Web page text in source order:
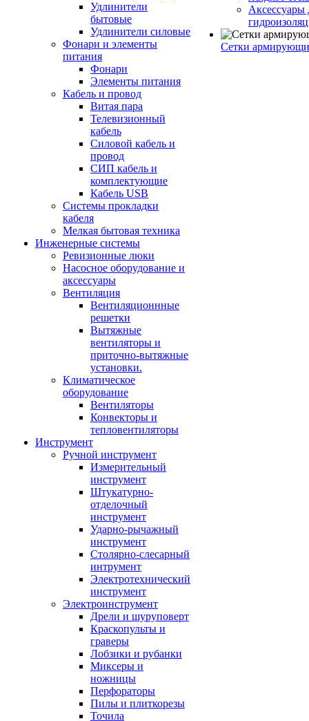
Удлинители
бытовые
Удлинители силовые
Фонари и элементы
питания
Фонари
Элементы питания
Кабель и провод
Витая пара
Телевизионный
кабель
Силовой кабель и
провод
СИП кабель и
комплектующие
Кабель USB
Системы прокладки
кабеля
Мелкая бытовая техника
Инженерные системы
Ревизионные люки
Насосное оборудование и
аксессуары
Вентиляция
Вентиляционнные
решетки
Вытяжные
вентиляторы и
приточно-вытяжные
установки.
Климатическое
оборудование
Вентиляторы
Конвекторы и
тепловентиляторы
Инструмент
Ручной инструмент
Измерительный
инструмент
Штукатурно-
отделочный
инструмент
Ударно-рычажный
инструмент
Столярно-слесарный
интрумент
Электротехнический
инструмент
Электроинструмент
Дрели и шуруповерт
Краскопульты и
граверы
Лобзики и рубанки
Миксеры и
ножницы
Перфораторы
Пилы и плиткорезы
Точила
Аксессуары
Сетки